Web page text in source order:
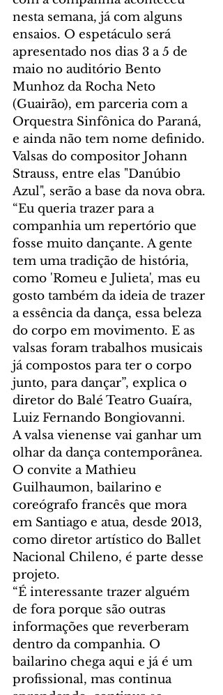
nesta semana, já com alguns
ensaios. O espetáculo será
apresentado nos dias 3 a 5 de
maio no auditório Bento
Munhoz da Rocha Neto
(Guairão), em parceria com a
Orquestra Sinfônica do Paraná,
e ainda não tem nome definido.
Valsas do compositor Johann
Strauss, entre elas "Danúbio
Azul", serão a base da nova obra.
“Eu queria trazer para a
companhia um repertório que
fosse muito dançante. A gente
tem uma tradição de história,
como 'Romeu e Julieta', mas eu
gosto também da ideia de trazer
a essência da dança, essa beleza
do corpo em movimento. E as
valsas foram trabalhos musicais
já compostos para ter o corpo
junto, para dançar”, explica o
diretor do Balé Teatro Guaíra,
Luiz Fernando Bongiovanni.
A valsa vienense vai ganhar um
olhar da dança contemporânea.
O convite a Mathieu
Guilhaumon, bailarino e
coreógrafo francês que mora
em Santiago e atua, desde 2013,
como diretor artístico do Ballet
Nacional Chileno, é parte desse
projeto.
“É interessante trazer alguém
de fora porque são outras
informações que reverberam
dentro da companhia. O
bailarino chega aqui e já é um
profissional, mas continua